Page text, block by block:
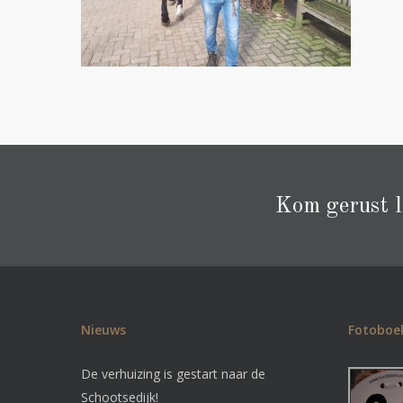
Kom gerust
Nieuws
De verhuizing is gestart naar de
Schootsedijk!